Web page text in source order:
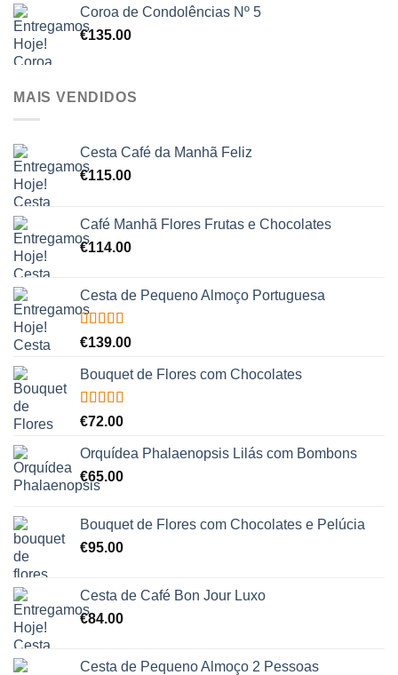
Coroa de Condolências Nº 5
€135.00
MAIS VENDIDOS
Cesta Café da Manhã Feliz
€115.00
Café Manhã Flores Frutas e Chocolates
€114.00
Cesta de Pequeno Almoço Portuguesa
Avaliação
€139.00
Bouquet de Flores com Chocolates
Avaliação
€72.00
Orquídea Phalaenopsis Lilás com Bombons
€65.00
Bouquet de Flores com Chocolates e Pelúcia
€95.00
Cesta de Café Bon Jour Luxo
€84.00
Cesta de Pequeno Almoço 2 Pessoas